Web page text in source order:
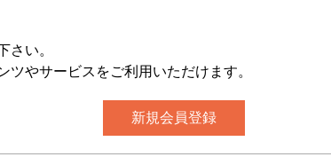
さい。
やサービスをご利用いただけます。